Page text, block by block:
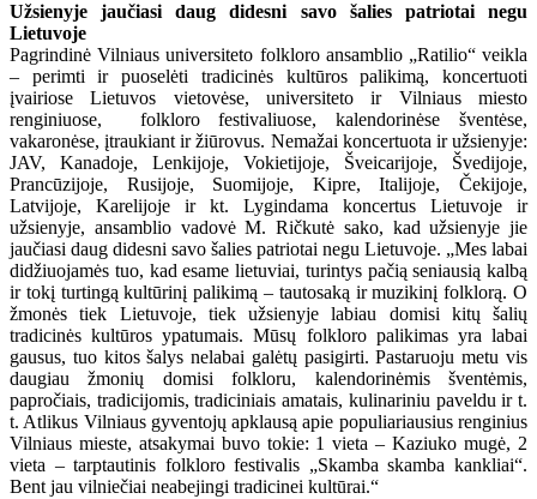
Užsienyje jaučiasi daug didesni savo šalies patriotai negu
Lietuvoje
Pagrindinė Vilniaus universiteto folkloro ansamblio „Ratilio“ veikla
– perimti ir puoselėti tradicinės kultūros palikimą, koncertuoti
įvairiose Lietuvos vietovėse, universiteto ir Vilniaus miesto
renginiuose, folkloro festivaliuose, kalendorinėse šventėse,
vakaronėse, įtraukiant ir žiūrovus. Nemažai koncertuota ir užsienyje:
JAV, Kanadoje, Lenkijoje, Vokietijoje, Šveicarijoje, Švedijoje,
Prancūzijoje, Rusijoje, Suomijoje, Kipre, Italijoje, Čekijoje,
Latvijoje, Karelijoje ir kt. Lygindama koncertus Lietuvoje ir
užsienyje, ansamblio vadovė M. Ričkutė sako, kad užsienyje jie
jaučiasi daug didesni savo šalies patriotai negu Lietuvoje. „Mes labai
didžiuojamės tuo, kad esame lietuviai, turintys pačią seniausią kalbą
ir tokį turtingą kultūrinį palikimą – tautosaką ir muzikinį folklorą. O
žmonės tiek Lietuvoje, tiek užsienyje labiau domisi kitų šalių
tradicinės kultūros ypatumais. Mūsų folkloro palikimas yra labai
gausus, tuo kitos šalys nelabai galėtų pasigirti. Pastaruoju metu vis
daugiau žmonių domisi folkloru, kalendorinėmis šventėmis,
papročiais, tradicijomis, tradiciniais amatais, kulinariniu paveldu ir t.
t. Atlikus Vilniaus gyventojų apklausą apie populiariausius renginius
Vilniaus mieste, atsakymai buvo tokie: 1 vieta – Kaziuko mugė, 2
vieta – tarptautinis folkloro festivalis „Skamba skamba kankliai“.
Bent jau vilniečiai neabejingi tradicinei kultūrai.“